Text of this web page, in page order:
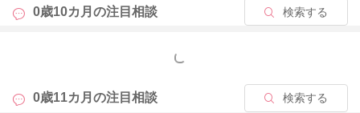
0歳10カ月の注目相談 検索する
もっと見る
0歳11カ月の注目相談 検索する